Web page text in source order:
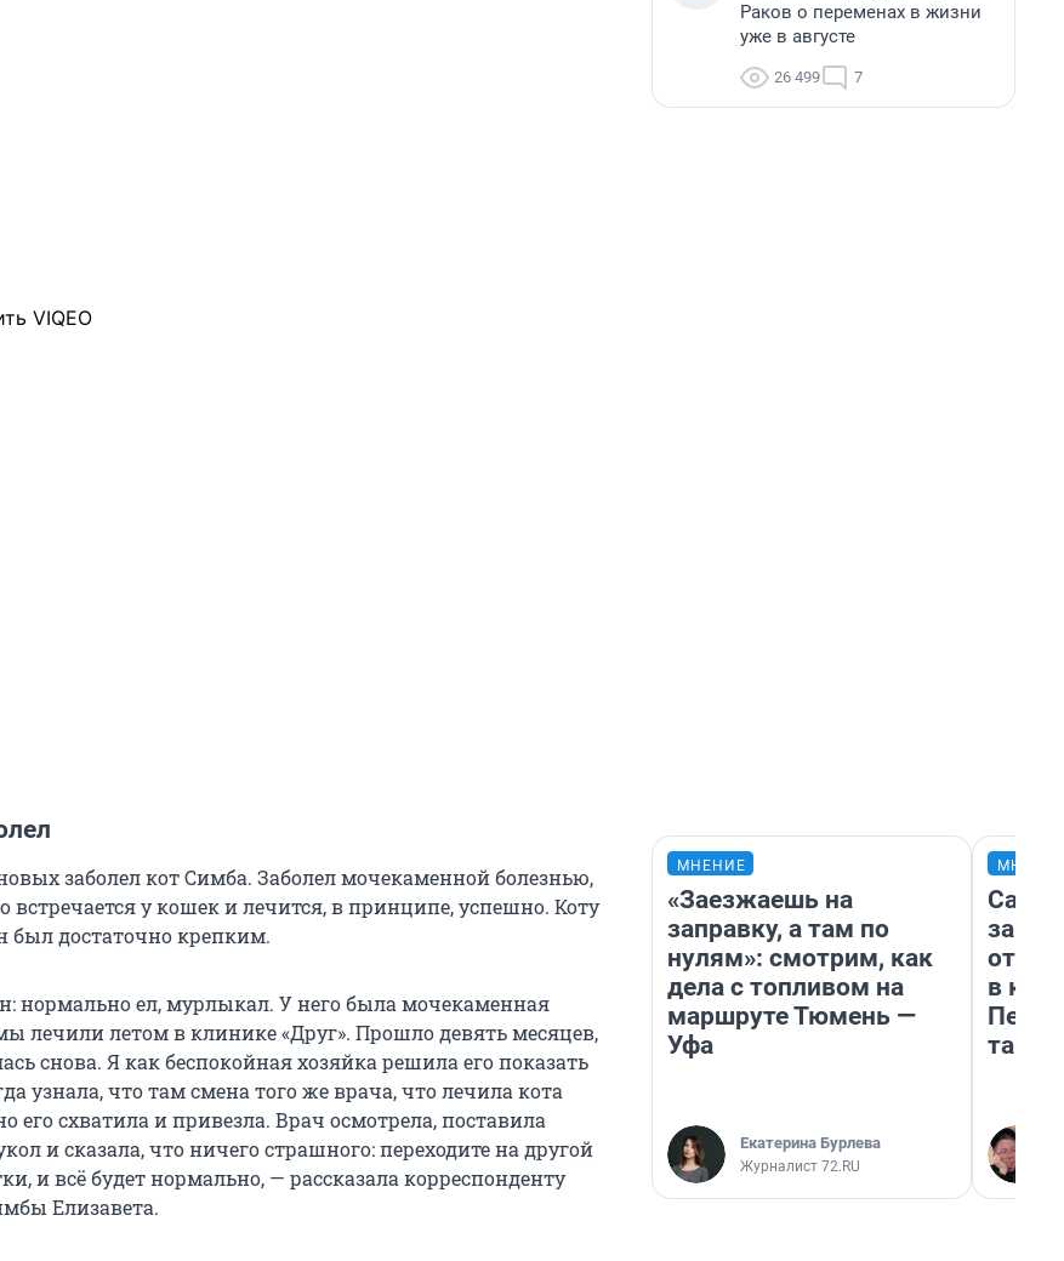
VIQEO
заболел кот Симба. Заболел мочекаменной болезнью,
встречается у кошек и лечится, в принципе, успешно. Коту
был достаточно крепким.
нормально ел, мурлыкал. У него была мочекаменная
лечили летом в клинике «Друг». Прошло девять месяцев,
снова. Я как беспокойная хозяйка решила его показать
узнала, что там смена того же врача, что лечила кота
его схватила и привезла. Врач осмотрела, поставила
и сказала, что ничего страшного: переходите на другой
и всё будет нормально, — рассказала корреспонденту
Елизавета.
Раков о переменах в жизни
уже в августе
26 499 7
МНЕНИЕ
«Заезжаешь на
заправку, а там по
нулям»: смотрим, как
дела с топливом на
маршруте Тюмень —
Уфа
Екатерина Бурлева
Журналист 72.RU
в
там